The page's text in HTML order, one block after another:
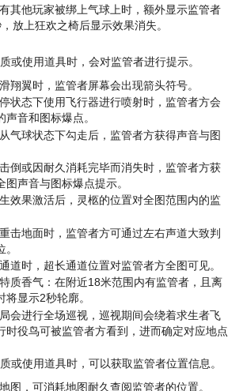
其他玩家被绑上气球上时，额外显示监管者
放上狂欢之椅后显示效果消失。
或使用道具时，会对监管者进行提示。
翔翼时，监管者屏幕会出现箭头符号。
状态下使用飞行器进行喷射时，监管者方会
音和图标爆点。
气球状态下勾走后，监管者方获得声音与图
倒或因耐久消耗完毕而消失时，监管者方获
图声音与图标爆点提示。
效果激活后，灵柩的位置对全图范围内的监
击地面时，监管者方可通过左右声道大致判
道时，超长通道位置对监管者方全图可见。
质香气：在附近18米范围内有监管者，且离
显示2秒轮廓。
会进行全场巡视，巡视期间会绕着求生者飞
时役鸟可被监管者方看到，进而确定对应地点
或使用道具时，可以获取监管者位置信息。
图，可消耗地图耐久查阅监管者的位置。